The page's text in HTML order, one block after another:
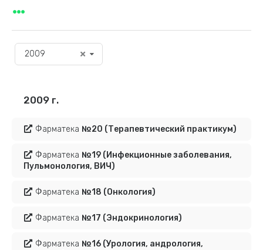
2009
2009 г.
Фарматека №20 (Терапевтический практикум)
Фарматека №19 (Инфекционные заболевания,
Пульмонология, ВИЧ)
Фарматека №18 (Онкология)
Фарматека №17 (Эндокринология)
Фарматека №16 (Урология, андрология,